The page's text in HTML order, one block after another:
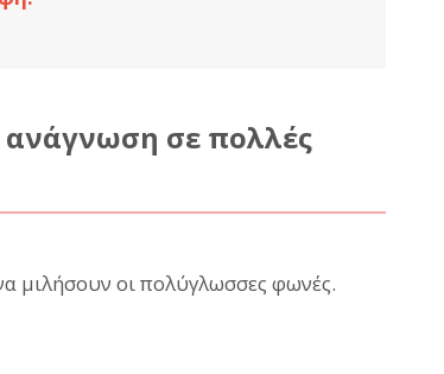
σε πολλές
μιλήσουν οι πολύγλωσσες φωνές.